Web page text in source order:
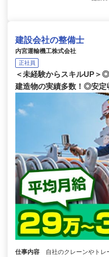
建設会社の整備士
内宮運輸機工株式会社
正社員
＜未経験からスキルUP
建造物の実績多数！◎安
仕事内容
自社のクレーンやト